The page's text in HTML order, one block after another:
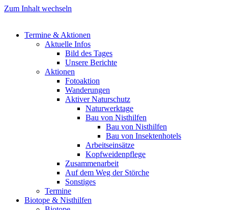
Zum Inhalt wechseln
Termine & Aktionen
Aktuelle Infos
Bild des Tages
Unsere Berichte
Aktionen
Fotoaktion
Wanderungen
Aktiver Naturschutz
Naturwerktage
Bau von Nisthilfen
Bau von Nisthilfen
Bau von Insektenhotels
Arbeitseinsätze
Kopfweidenpflege
Zusammenarbeit
Auf dem Weg der Störche
Sonstiges
Termine
Biotope & Nisthilfen